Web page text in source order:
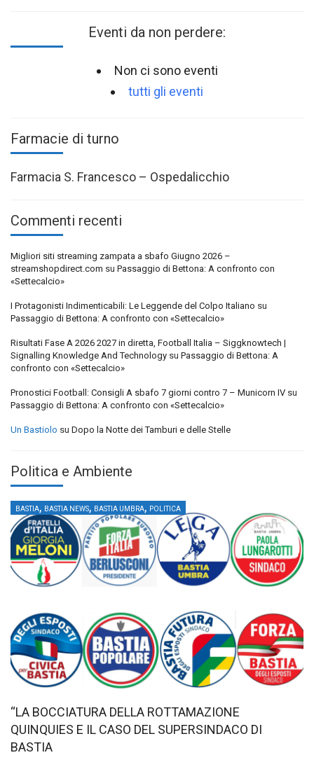
Eventi da non perdere:
Non ci sono eventi
tutti gli eventi
Farmacie di turno
Farmacia S. Francesco – Ospedalicchio
Commenti recenti
Migliori siti streaming zampata a sbafo Giugno 2026 –
streamshopdirect.com su Passaggio di Bettona: A confronto con
«Settecalcio»
I Protagonisti Indimenticabili: Le Leggende del Colpo Italiano su
Passaggio di Bettona: A confronto con «Settecalcio»
Risultati Fase A 2026 2027 in diretta, Football Italia – Siggknowtech |
Signalling Knowledge And Technology su Passaggio di Bettona: A
confronto con «Settecalcio»
Pronostici Football: Consigli A sbafo 7 giorni contro 7 – Municorn IV su
Passaggio di Bettona: A confronto con «Settecalcio»
Un Bastiolo su Dopo la Notte dei Tamburi e delle Stelle
Politica e Ambiente
BASTIA, BASTIA NEWS, BASTIA UMBRA, POLITICA
“LA BOCCIATURA DELLA ROTTAMAZIONE
QUINQUIES E IL CASO DEL SUPERSINDACO DI
BASTIA